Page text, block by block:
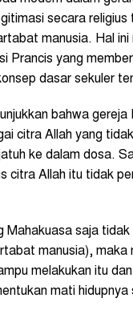
secara
manusia. Hal
Prancis yang
dasar sekuler
bahwa
citra Allah yang
ke dalam dosa.
citra Allah itu tidak
Mahakuasa saja
manusia), maka
melakukan itu
mati hidupnya